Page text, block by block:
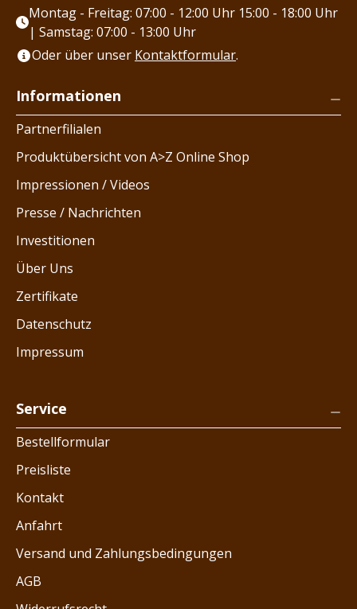
Montag - Freitag: 07:00 - 12:00 Uhr 15:00 - 18:00 Uhr
| Samstag: 07:00 - 13:00 Uhr
Oder über unser Kontaktformular.
Informationen
Partnerfilialen
Produktübersicht von A>Z Online Shop
Impressionen / Videos
Presse / Nachrichten
Investitionen
Über Uns
Zertifikate
Datenschutz
Impressum
Service
Bestellformular
Preisliste
Kontakt
Anfahrt
Versand und Zahlungsbedingungen
AGB